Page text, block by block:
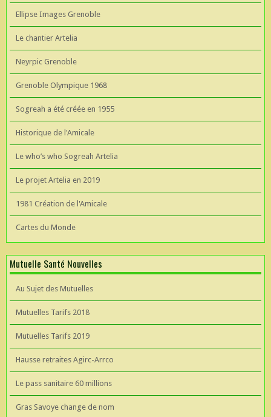
Ellipse Images Grenoble
Le chantier Artelia
Neyrpic Grenoble
Grenoble Olympique 1968
Sogreah a été créée en 1955
Historique de l'Amicale
Le who’s who Sogreah Artelia
Le projet Artelia en 2019
1981 Création de l'Amicale
Cartes du Monde
Mutuelle Santé Nouvelles
Au Sujet des Mutuelles
Mutuelles Tarifs 2018
Mutuelles Tarifs 2019
Hausse retraites Agirc-Arrco
Le pass sanitaire 60 millions
Gras Savoye change de nom